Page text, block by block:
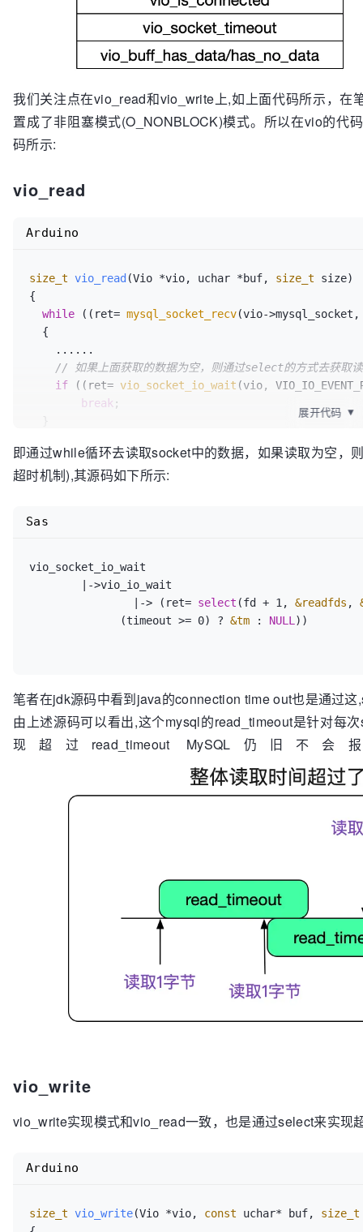
我们关注点在vio_read和vio_write上,如上面代码所示，在
置成了非阻塞模式(O_NONBLOCK)模式。所以在vio的代
码所示:
vio_read
size_t vio_read (Vio *vio, uchar *buf, size_t size)
{
while ((ret= mysql_socket_recv(vio-
// 如果上面获取的数据为空，则通过select的方式去获取
if ((ret= vio_socket_io_wait (vio,
break ;
Arduino
展开代码 ▼
即通过while循环去读取socket中的数据，如果读取为空，
超时机制),其源码如下所示:
vio_socket_io_wait
		|-> (ret=
select (fd + 1, &readfds ,
              (timeout >= 0) ?
&tm : NULL ))
Sas
笔者在jdk源码中看到java的connection time out也是通过
由上述源码可以看出,这个mysql的read_timeout是针对每
现超过read_timeout MySQL仍旧
vio_write
vio_write实现模式和vio_read一致，也是通过select来实现
size_t vio_write(Vio *vio, const uchar* buf, size_t
Arduino